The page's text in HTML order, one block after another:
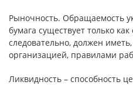
Рыночность. Обращаемость
бумага существует только
следовательно, должен
организацией, правилами
Ликвидность – способность